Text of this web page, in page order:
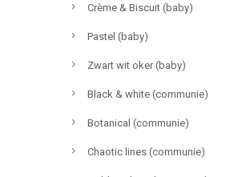
Crème & Biscuit (baby)
Pastel (baby)
Zwart wit oker (baby)
Black & white (communie)
Botanical (communie)
Chaotic lines (communie)